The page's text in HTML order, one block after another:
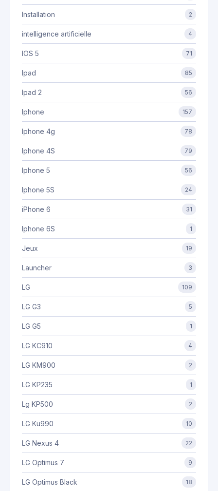
Installation 2
intelligence artificielle 4
IOS 5 71
Ipad 85
Ipad 2 56
Iphone 157
Iphone 4g 78
Iphone 4S 79
Iphone 5 56
Iphone 5S 24
iPhone 6 31
Iphone 6S 1
Jeux 19
Launcher 3
LG 109
LG G3 5
LG G5 1
LG KC910 4
LG KM900 2
LG KP235 1
Lg KP500 2
LG Ku990 10
LG Nexus 4 22
LG Optimus 7 9
LG Optimus Black 18